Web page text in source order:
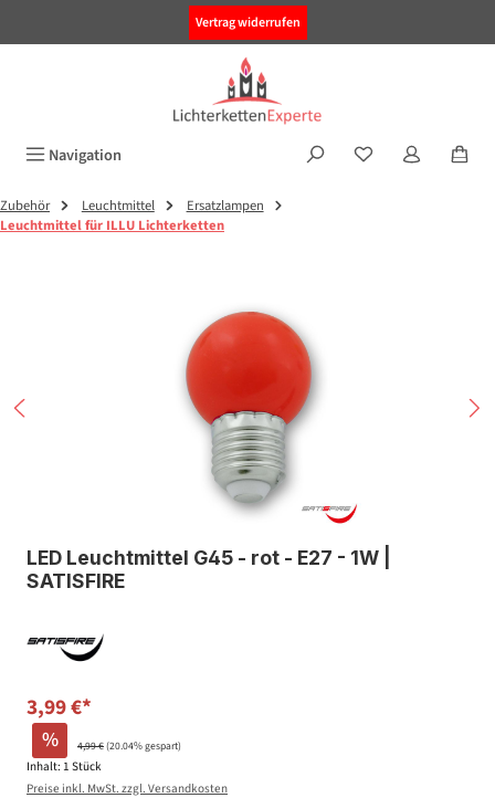
Vertrag widerrufen
Navigation
Zubehör Leuchtmittel
Ersatzlampen
Leuchtmittel für ILLU Lichterketten
LED Leuchtmittel G45 - rot - E27 - 1W |
SATISFIRE
3,99 €*
% 4,99 €(20.04% gespart)
Inhalt: 1 Stück
Preise inkl. MwSt. zzgl. Versandkosten